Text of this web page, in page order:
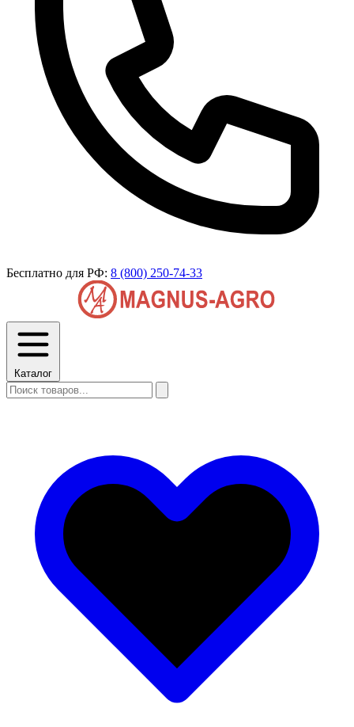
Бесплатно для РФ: 8 (800) 250-74-33
Каталог